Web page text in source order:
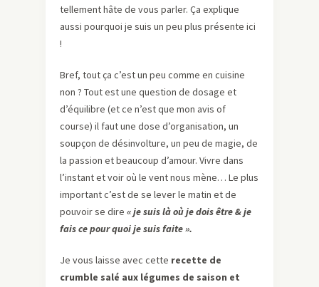
tellement hâte de vous parler. Ça explique
aussi pourquoi je suis un peu plus présente ici
!
Bref, tout ça c’est un peu comme en cuisine
non ? Tout est une question de dosage et
d’équilibre (et ce n’est que mon avis of
course) il faut une dose d’organisation, un
soupçon de désinvolture, un peu de magie, de
la passion et beaucoup d’amour. Vivre dans
l’instant et voir où le vent nous mène… Le plus
important c’est de se lever le matin et de
pouvoir se dire « je suis là où je dois être & je
fais ce pour quoi je suis faite ».
Je vous laisse avec cette recette de
crumble salé aux légumes de saison et